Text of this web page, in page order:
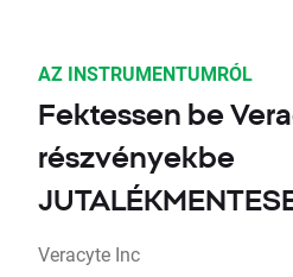
AZ INSTRUMENTUMRÓL
Fektessen be
részvényekbe
Veracyte Inc